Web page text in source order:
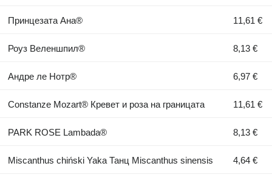
Принцезата Ана® 11,61 €
Роуз Веленшпил® 8,13 €
Андре ле Нотр® 6,97 €
Constanze Mozart® Кревет и роза на границата 11,61 €
PARK ROSE Lambada® 8,13 €
Miscanthus chiński Yaka Танц Miscanthus sinensis 4,64 €